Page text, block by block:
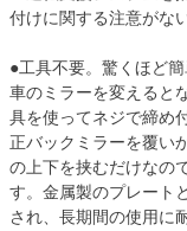
付けに関する注意がな
●工具不要。驚くほど
車のミラーを変えると
具を使ってネジで締め
正バックミラーを覆い
の上下を挟むだけなの
す。金属製のプレート
され、長期間の使用に